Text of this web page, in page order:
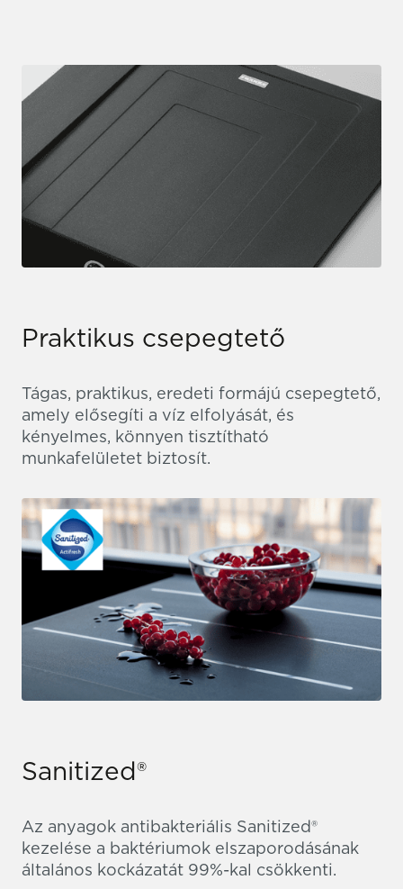
Praktikus csepegtető
Tágas, praktikus, eredeti formájú csepegtető,
amely elősegíti a víz elfolyását, és
kényelmes, könnyen tisztítható
munkafelületet biztosít.
Sanitized®
Az anyagok antibakteriális Sanitized®
kezelése a baktériumok elszaporodásának
általános kockázatát 99%-kal csökkenti.